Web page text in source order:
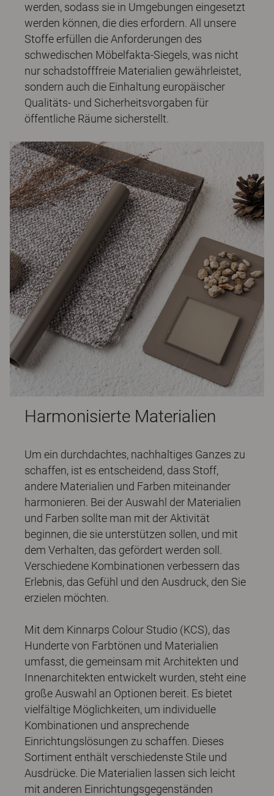
werden, sodass sie in Umgebungen eingesetzt
werden können, die dies erfordern. All unsere
Stoffe erfüllen die Anforderungen des
schwedischen Möbelfakta-Siegels, was nicht
nur schadstofffreie Materialien gewährleistet,
sondern auch die Einhaltung europäischer
Qualitäts- und Sicherheitsvorgaben für
öffentliche Räume sicherstellt.
Harmonisierte Materialien
Um ein durchdachtes, nachhaltiges Ganzes zu
schaffen, ist es entscheidend, dass Stoff,
andere Materialien und Farben miteinander
harmonieren. Bei der Auswahl der Materialien
und Farben sollte man mit der Aktivität
beginnen, die sie unterstützen sollen, und mit
dem Verhalten, das gefördert werden soll.
Verschiedene Kombinationen verbessern das
Erlebnis, das Gefühl und den Ausdruck, den Sie
erzielen möchten.
Mit dem Kinnarps Colour Studio (KCS), das
Hunderte von Farbtönen und Materialien
umfasst, die gemeinsam mit Architekten und
Innenarchitekten entwickelt wurden, steht eine
große Auswahl an Optionen bereit. Es bietet
vielfältige Möglichkeiten, um individuelle
Kombinationen und ansprechende
Einrichtungslösungen zu schaffen. Dieses
Sortiment enthält verschiedenste Stile und
Ausdrücke. Die Materialien lassen sich leicht
mit anderen Einrichtungsgegenständen